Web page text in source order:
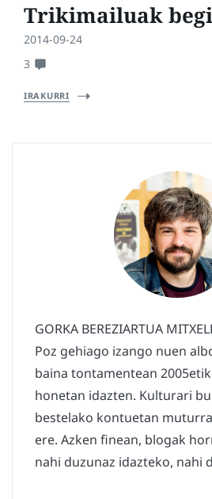
Trikimailuak
2014-09-24
3
IRAKURRI
GORKA BEREZIARTUA
Poz gehiago izango nuen
baina tontamentean
honetan idazten. Kulturari
bestelako kontuetan
ere. Azken finean, blogak
nahi duzunaz idazteko, nahi